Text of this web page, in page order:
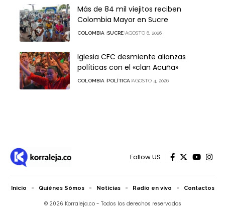
Más de 84 mil viejitos reciben
Colombia Mayor en Sucre
COLOMBIA SUCRE AGOSTO 6, 2026
Iglesia CFC desmiente alianzas
políticas con el «clan Acuña»
COLOMBIA POLÍTICA AGOSTO 4, 2026
Follow US
© 2026 Korraleja.co - Todos los derechos reservados
Inicio Quiénes Sómos Noticias Radio en vivo Contactos